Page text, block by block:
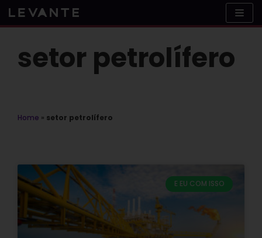
Skip
to
setor petrolífero
Home » setor petrolífero
E EU COM ISSO